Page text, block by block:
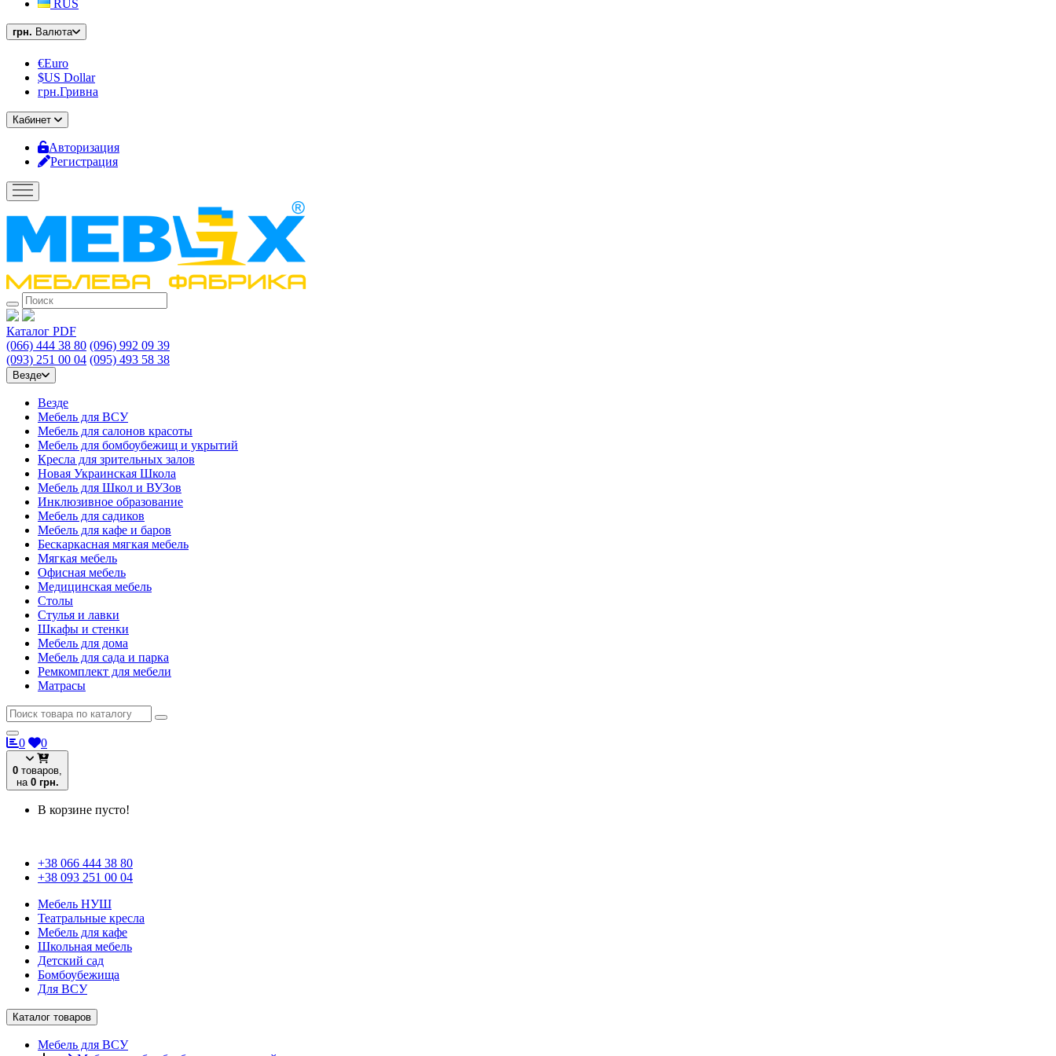
RUS
грн. Валюта
€Euro
$US Dollar
грн.Гривна
Кабинет
Авторизация
Регистрация
Каталог PDF
(066) 444 38 80 (096) 992 09 39
(093) 251 00 04 (095) 493 58 38
Везде
Везде
Мебель для ВСУ
Мебель для салонов красоты
Мебель для бомбоубежищ и укрытий
Кресла для зрительных залов
Новая Украинская Школа
Мебель для Школ и ВУЗов
Инклюзивное образование
Мебель для садиков
Мебель для кафе и баров
Бескаркасная мягкая мебель
Мягкая мебель
Офисная мебель
Медицинская мебель
Столы
Стулья и лавки
Шкафы и стенки
Мебель для дома
Мебель для сада и парка
Ремкомплект для мебели
Матрасы
0 0
0 товаров,
на 0 грн.
В корзине пусто!
+38 066 444 38 80
+38 093 251 00 04
Мебель НУШ
Театральные кресла
Мебель для кафе
Школьная мебель
Детский сад
Бомбоубежища
Для ВСУ
Каталог товаров
Мебель для ВСУ